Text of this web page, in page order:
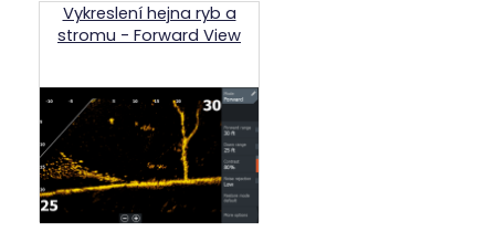
Vykreslení hejna ryb a
stromu - Forward View